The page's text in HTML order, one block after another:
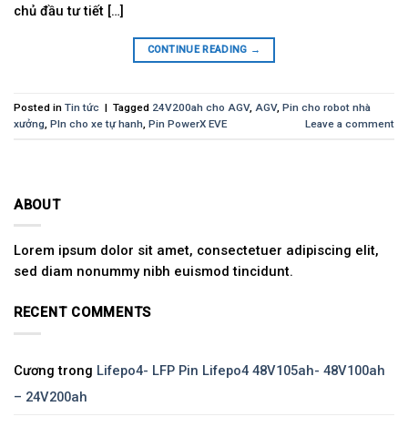
chủ đầu tư tiết […]
CONTINUE READING →
Posted in Tin tức | Tagged 24V200ah cho AGV, AGV, Pin cho robot nhà
xưởng PIn cho xe tự hanh Pin PowerX EVE Leave a comment
ABOUT
Lorem ipsum dolor sit amet, consectetuer adipiscing elit,
sed diam nonummy nibh euismod tincidunt.
RECENT COMMENTS
Cương trong Lifepo4- LFP Pin Lifepo4 48V105ah- 48V100ah
– 24V200ah